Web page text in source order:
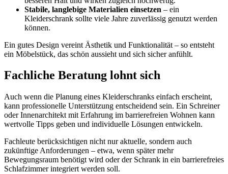
Stabile, langlebige Materialien einsetzen – ein
Kleiderschrank sollte viele Jahre zuverlässig genutzt werden
können.
Ein gutes Design vereint Ästhetik und Funktionalität – so entsteht
ein Möbelstück, das schön aussieht und sich sicher anfühlt.
Fachliche Beratung lohnt sich
Auch wenn die Planung eines Kleiderschranks einfach erscheint,
kann professionelle Unterstützung entscheidend sein. Ein Schreiner
oder Innenarchitekt mit Erfahrung im barrierefreien Wohnen kann
wertvolle Tipps geben und individuelle Lösungen entwickeln.
Fachleute berücksichtigen nicht nur aktuelle, sondern auch
zukünftige Anforderungen – etwa, wenn später mehr
Bewegungsraum benötigt wird oder der Schrank in ein barrierefreies
Schlafzimmer integriert werden soll.